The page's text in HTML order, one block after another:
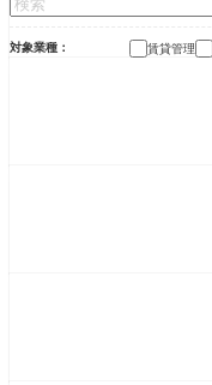
対象業種 賃貸管理